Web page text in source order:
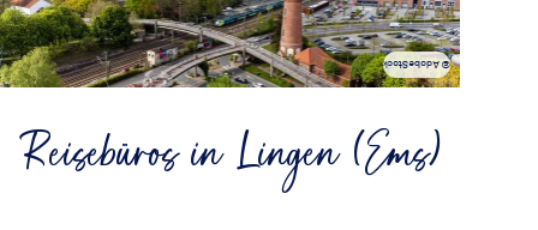
© AdobeStock
Reisebüros in Lingen (Ems)